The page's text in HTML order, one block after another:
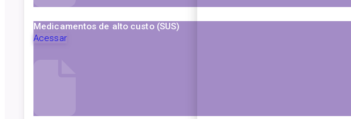
Medicamentos de alto custo (SUS)
Acessar